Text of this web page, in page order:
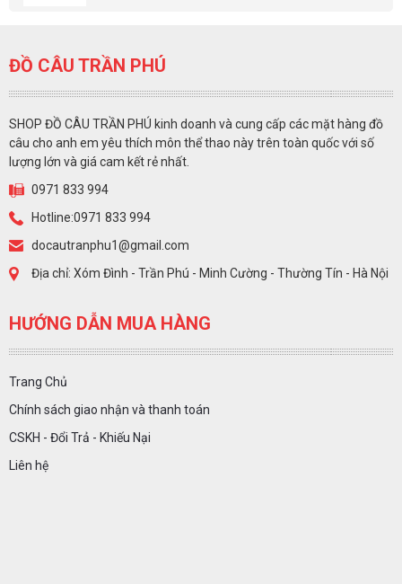
ĐỒ CÂU TRẦN PHÚ
SHOP ĐỒ CÂU TRẦN PHÚ kinh doanh và cung cấp các mặt hàng đồ
câu cho anh em yêu thích môn thể thao này trên toàn quốc với số
lượng lớn và giá cam kết rẻ nhất.
0971 833 994
Hotline:0971 833 994
docautranphu1@gmail.com
Địa chỉ: Xóm Đình - Trần Phú - Minh Cường - Thường Tín - Hà Nội
HƯỚNG DẪN MUA HÀNG
Trang Chủ
Chính sách giao nhận và thanh toán
CSKH - Đổi Trả - Khiếu Nại
Liên hệ